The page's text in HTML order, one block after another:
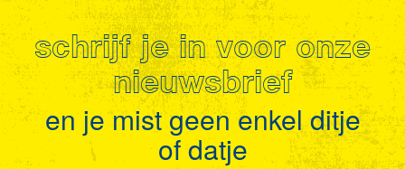
schrijf je in voor onze
nieuwsbrief
en je mist geen enkel ditje
of datje